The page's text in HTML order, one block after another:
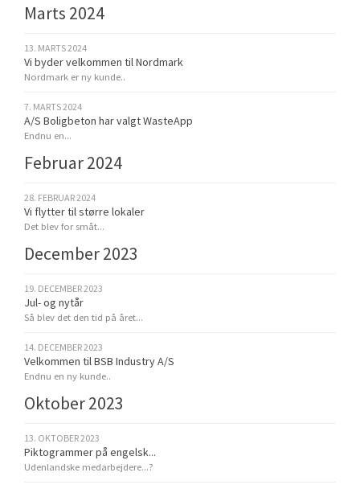
Marts 2024
13. MARTS 2024
Vi byder velkommen til Nordmark
Nordmark er ny kunde..
7. MARTS 2024
A/S Boligbeton har valgt WasteApp
Endnu en...
Februar 2024
28. FEBRUAR 2024
Vi flytter til større lokaler
Det blev for småt...
December 2023
19. DECEMBER 2023
Jul- og nytår
Så blev det den tid på året...
14. DECEMBER 2023
Velkommen til BSB Industry A/S
Endnu en ny kunde..
Oktober 2023
13. OKTOBER 2023
Piktogrammer på engelsk...
Udenlandske medarbejdere...?